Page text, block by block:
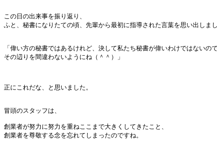
この日の出来事を振り返り、
ふと、秘書になりたての頃、先輩から最初に指導された言葉を思い出しま
「偉い方の秘書ではあるけれど、決して私たち秘書が偉いわけではないの
その辺りを間違わないようにね（＾＾）」
正にこれだな、と思いました。
冒頭のスタッフは、
創業者が努力に努力を重ねここまで大きくしてきたこと、
創業者を尊敬する念を忘れてしまったのですね。